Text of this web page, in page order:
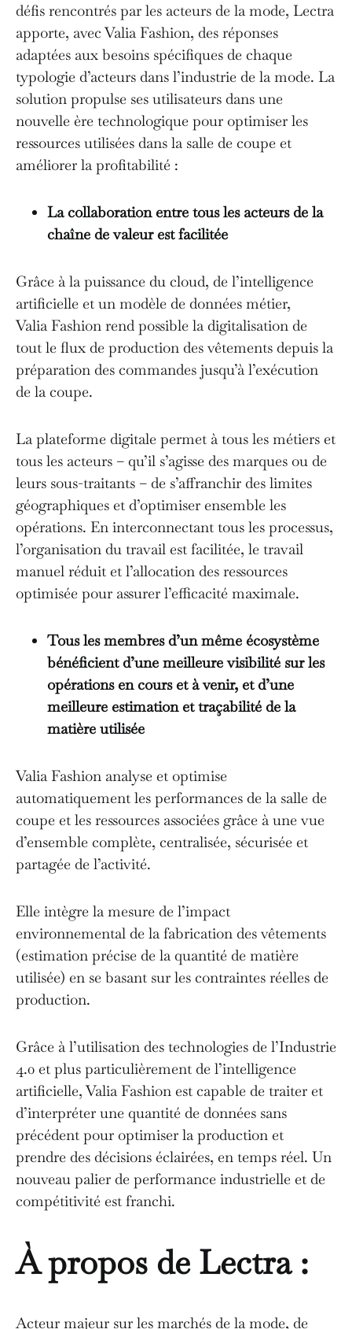
défis rencontrés par les acteurs de la mode, Lectra
apporte, avec Valia Fashion, des réponses
adaptées aux besoins spécifiques de chaque
typologie d’acteurs dans l’industrie de la mode. La
solution propulse ses utilisateurs dans une
nouvelle ère technologique pour optimiser les
ressources utilisées dans la salle de coupe et
améliorer la profitabilité :
La collaboration entre tous les acteurs de la
chaîne de valeur est facilitée
Grâce à la puissance du cloud, de l’intelligence
artificielle et un modèle de données métier,
Valia Fashion rend possible la digitalisation de
tout le flux de production des vêtements depuis la
préparation des commandes jusqu’à l’exécution
de la coupe.
La plateforme digitale permet à tous les métiers et
tous les acteurs – qu’il s’agisse des marques ou de
leurs sous-traitants – de s’affranchir des limites
géographiques et d’optimiser ensemble les
opérations. En interconnectant tous les processus,
l’organisation du travail est facilitée, le travail
manuel réduit et l’allocation des ressources
optimisée pour assurer l’efficacité maximale.
Tous les membres d’un même écosystème
bénéficient d’une meilleure visibilité sur les
opérations en cours et à venir, et d’une
meilleure estimation et traçabilité de la
matière utilisée
Valia Fashion analyse et optimise
automatiquement les performances de la salle de
coupe et les ressources associées grâce à une vue
d’ensemble complète, centralisée, sécurisée et
partagée de l’activité.
Elle intègre la mesure de l’impact
environnemental de la fabrication des vêtements
(estimation précise de la quantité de matière
utilisée) en se basant sur les contraintes réelles de
production.
Grâce à l’utilisation des technologies de l’Industrie
4.0 et plus particulièrement de l’intelligence
artificielle, Valia Fashion est capable de traiter et
d’interpréter une quantité de données sans
précédent pour optimiser la production et
prendre des décisions éclairées, en temps réel. Un
nouveau palier de performance industrielle et de
compétitivité est franchi.
À propos de Lectra :
Acteur majeur sur les marchés de la mode, de